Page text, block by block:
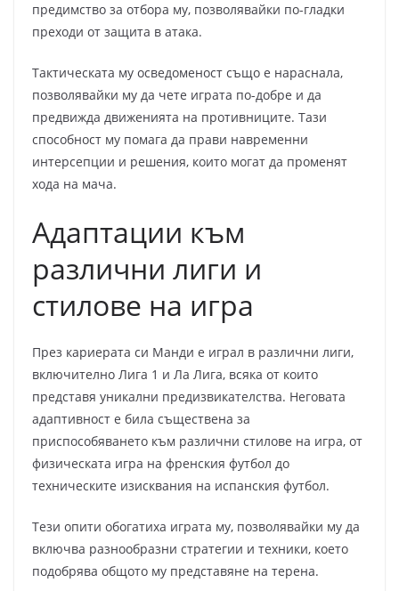
предимство за отбора му, позволявайки по-гладки
преходи от защита в атака.
Тактическата му осведоменост също е нараснала,
позволявайки му да чете играта по-добре и да
предвижда движенията на противниците. Тази
способност му помага да прави навременни
интерсепции и решения, които могат да променят
хода на мача.
Адаптации към
различни лиги и
стилове на игра
През кариерата си Манди е играл в различни лиги,
включително Лига 1 и Ла Лига, всяка от които
представя уникални предизвикателства. Неговата
адаптивност е била съществена за
приспособяването към различни стилове на игра, от
физическата игра на френския футбол до
техническите изисквания на испанския футбол.
Тези опити обогатиха играта му, позволявайки му да
включва разнообразни стратегии и техники, което
подобрява общото му представяне на терена.